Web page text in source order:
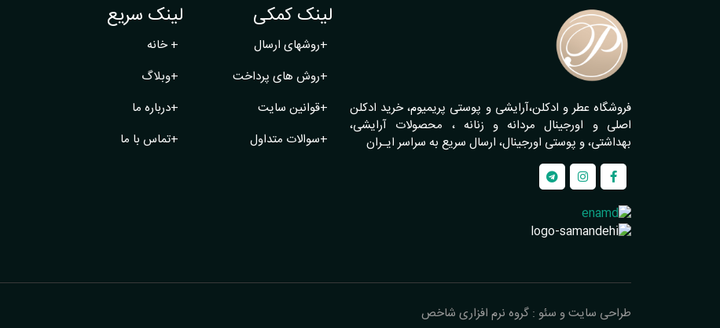
فروشگاه عطر و ادکلن،آرایشی و پوستی پریمیوم، خرید ادکلن
اصلی و اورجینال مردانه و زنانه ، محصولات آرایشی،
بهداشتی، و پوستی اورجینال، ارسال سریع به سراسر ایـران
لینک کمکی
+روشهای ارسال
+روش های پرداخت
+قوانین سایت
+سوالات متداول
لینک سریع
+خانه
+وبلاگ
+درباره ما
+تماس با ما
طراحی سایت و سئو : گروه نرم افزاری شاخص